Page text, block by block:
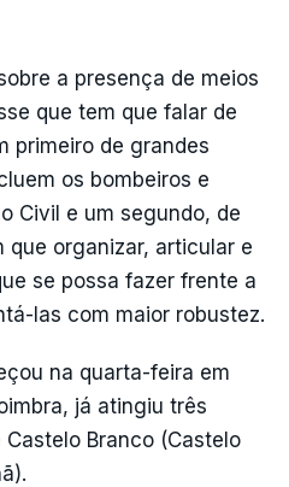
a presença de meios
que tem que falar de
primeiro de grandes
os bombeiros e
Civil e um segundo, de
que organizar, articular e
se possa fazer frente a
las com maior robustez.
na quarta-feira em
já atingiu três
Branco (Castelo